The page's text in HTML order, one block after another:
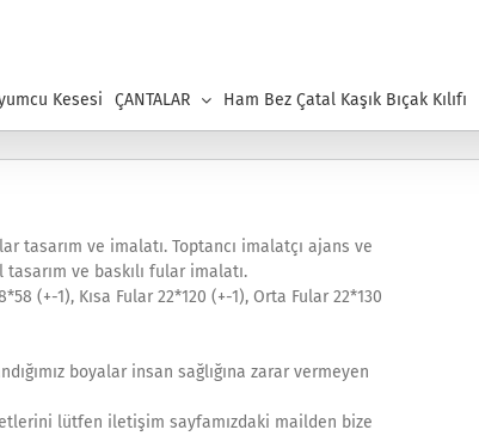
Kesesi ÇANTALAR Ham Bez Çatal Kaşık Bıçak Kılıfı
tasarım ve imalatı. Toptancı imalatçı ajans ve
ve baskılı fular imalatı.
(+-1), Kısa Fular 22*120 (+-1), Orta Fular 22*130
boyalar insan sağlığına zarar vermeyen
lütfen iletişim sayfamızdaki mailden bize